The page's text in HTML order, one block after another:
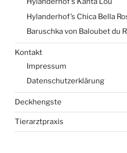
Hylanderhof’s Chica Bella
Baruschka von Baloubet du
Kontakt
Impressum
Datenschutzerklärung
Deckhengste
Tierarztpraxis